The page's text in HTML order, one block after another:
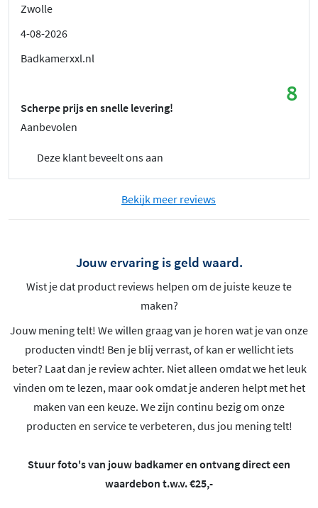
Zwolle
4-08-2026
Badkamerxxl.nl
8
Scherpe prijs en snelle levering!
Aanbevolen
Deze klant beveelt ons aan
Bekijk meer reviews
Jouw ervaring is geld waard.
Wist je dat product reviews helpen om de juiste keuze te
maken?
Jouw mening telt! We willen graag van je horen wat je van onze
producten vindt! Ben je blij verrast, of kan er wellicht iets
beter? Laat dan je review achter. Niet alleen omdat we het leuk
vinden om te lezen, maar ook omdat je anderen helpt met het
maken van een keuze. We zijn continu bezig om onze
producten en service te verbeteren, dus jou mening telt!
Stuur foto's van jouw badkamer en ontvang direct een
waardebon t.w.v. €25,-